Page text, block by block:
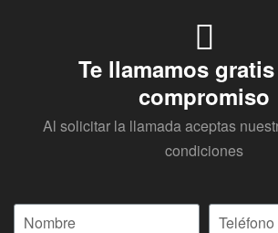
Te llamamos
compromiso
Al solicitar la llamada aceptas
condiciones